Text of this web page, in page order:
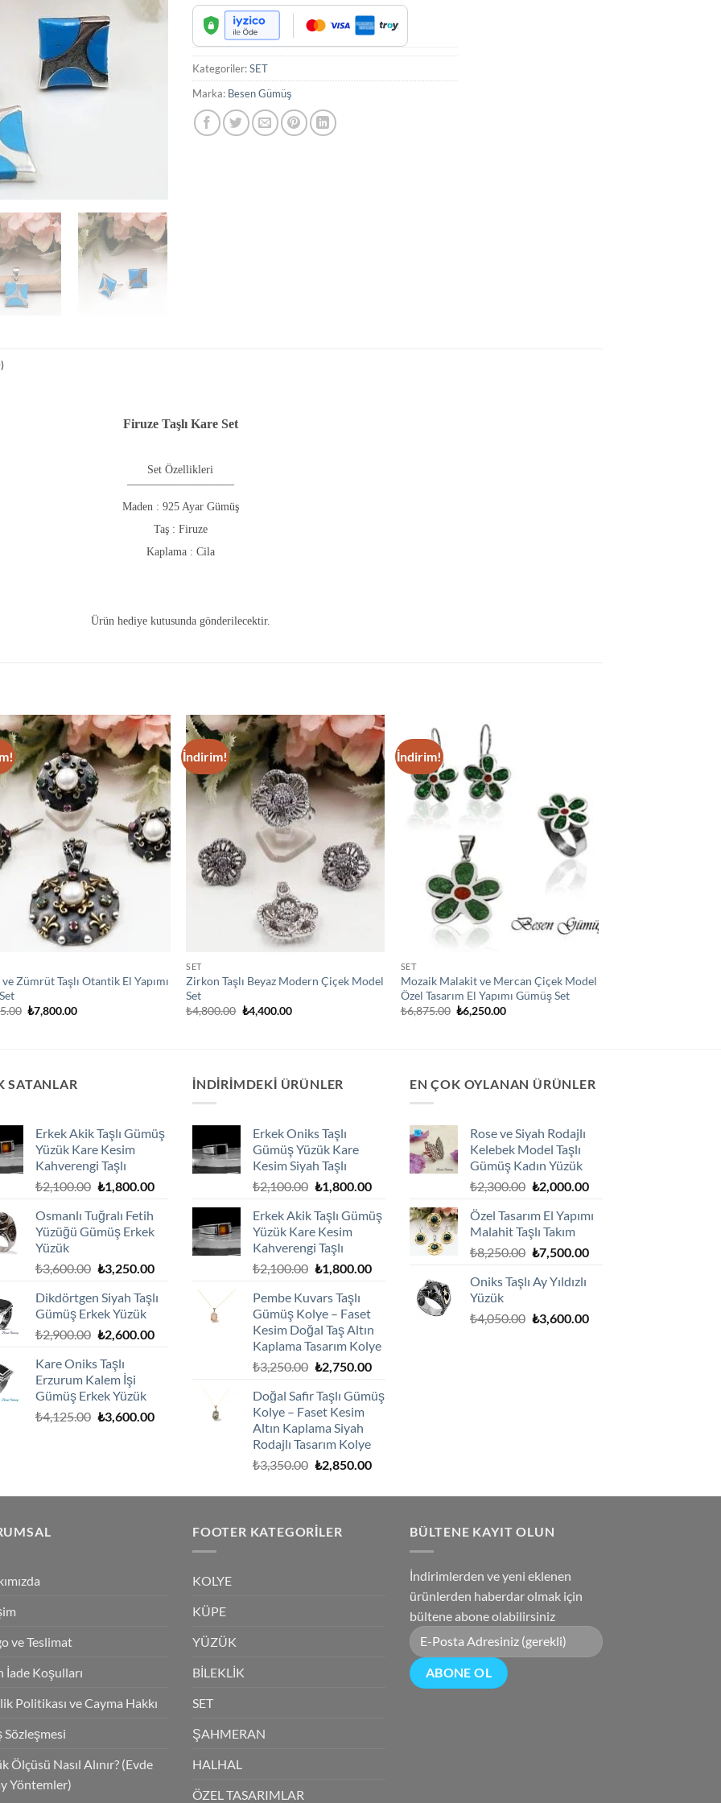
Kategoriler:SET
Marka: Besen Gümüş
Firuze Taşlı Kare Set
Set Özellikleri
—————————–
Maden : 925 Ayar Gümüş
Taş : Firuze
Kaplama : Cila
Ürün hediye kutusunda gönderilecektir.
Add to
wishlist
Zümrüt Taşlı Otantik El Yapımı
Orijinal
fiyat:
₺7,800.00Şu
İndirim!
Add to
wishlist
SET
Zirkon Taşlı Beyaz Modern Çiçek Model
Set
₺4,800.00 Orijinal
fiyat:
₺4,400.00Şu
İndirim!
SET
Mozaik Malakit ve Mercan Çiçek Model
Özel Tasarım El Yapımı Gümüş Set
₺6,875.00 Orijinal
fiyat:
₺6,250.00Şu
SATANLAR
Erkek Akik Taşlı Gümüş
Yüzük Kare Kesim
Kahverengi Taşlı
₺2,100.00 Orijinal
₺2,100.00.
₺1,800.00Şu
₺1,800.00.
Osmanlı Tuğralı Fetih
Yüzüğü Gümüş Erkek
Yüzük
₺3,600.00 Orijinal
₺3,600.00.
₺3,250.00Şu
fiyat:
₺3,250.00.
Dikdörtgen Siyah Taşlı
Gümüş Erkek Yüzük
₺2,900.00 Orijinal
₺2,900.00.
₺2,600.00Şu
Kare Oniks Taşlı
Erzurum Kalem İşi
Gümüş Erkek Yüzük
₺4,125.00 Orijinal
₺3,600.00Şu
İNDIRIMDEKI ÜRÜNLER
Erkek Oniks Taşlı
Gümüş Yüzük Kare
Kesim Siyah Taşlı
₺2,100.00 Orijinal
₺2,100.00.
₺1,800.00Şu
fiyat:
₺1,800.00.
Erkek Akik Taşlı Gümüş
Yüzük Kare Kesim
Kahverengi Taşlı
₺2,100.00 Orijinal
₺2,100.00.
₺1,800.00Şu
₺1,800.00.
Pembe Kuvars Taşlı
Gümüş Kolye – Faset
Kesim Doğal Taş Altın
Kaplama Tasarım Kolye
₺3,250.00 Orijinal
₺3,250.00.
₺2,750.00Şu
fiyat:
Doğal Safir Taşlı Gümüş
Kolye – Faset Kesim
Altın Kaplama Siyah
Rodajlı Tasarım Kolye
₺3,350.00 Orijinal
₺3,350.00.
₺2,850.00Şu
fiyat:
EN ÇOK OYLANAN ÜRÜNLER
Rose ve Siyah Rodajlı
Kelebek Model Taşlı
Gümüş Kadın Yüzük
₺2,300.00 Orijinal
₺2,300.00.
₺2,000.00Şu
fiyat:
Özel Tasarım El Yapımı
Malahit Taşlı Takım
₺8,250.00 Orijinal
₺8,250.00.
₺7,500.00Şu
Oniks Taşlı Ay Yıldızlı
Yüzük
₺4,050.00 Orijinal
₺3,600.00Şu
ve Teslimat
İade Koşulları
Politikası ve Cayma Hakkı
Sözleşmesi
Ölçüsü Nasıl Alınır? (Evde
Yöntemler)
FOOTER KATEGORILER
KOLYE
KÜPE
YÜZÜK
BİLEKLİK
SET
ŞAHMERAN
HALHAL
ÖZEL TASARIMLAR
BÜLTENE KAYIT OLUN
İndirimlerden ve yeni eklenen
ürünlerden haberdar olmak için
bültene abone olabilirsiniz